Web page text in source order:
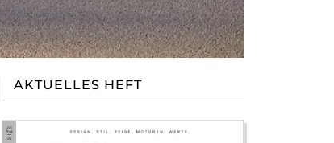
AKTUELLES HEFT